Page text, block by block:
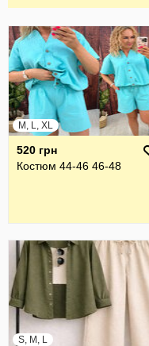
M, L, XL
520 грн
Костюм 44-46 46-48
S, M, L